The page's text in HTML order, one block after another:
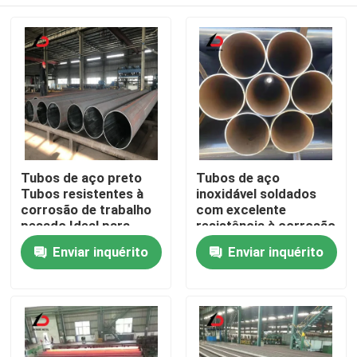
Para casa
Vídeos
Tubos de aço preto
Tubos resistentes à
corrosão de trabalho
pesado Ideal para
aplicações de
tubulação estrutural e
construção
Enviar inquérito
Tubos de aço
inoxidável soldados
com excelente
resistência à corrosão
adequados para
sistemas de
abastecimento de
Enviar inquérito